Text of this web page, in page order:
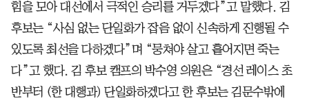
힘을 모아 대선에서 극적인 승리를 거두겠다”고 말했다. 김
후보는 “사심 없는 단일화가 잡음 없이 신속하게 진행될 수
있도록 최선을 다하겠다”며 “뭉쳐야 살고 흩어지면 죽는
다”고 했다. 김 후보 캠프의 박수영 의원은 “경선 레이스 초
반부터 (한 대행과) 단일화하겠다고 한 후보는 김문수밖에